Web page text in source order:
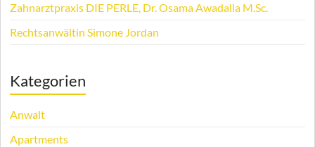
Zahnarztpraxis DIE PERLE, Dr. Osama Awadalla M.Sc.
Rechtsanwältin Simone Jordan
Kategorien
Anwalt
Apartments